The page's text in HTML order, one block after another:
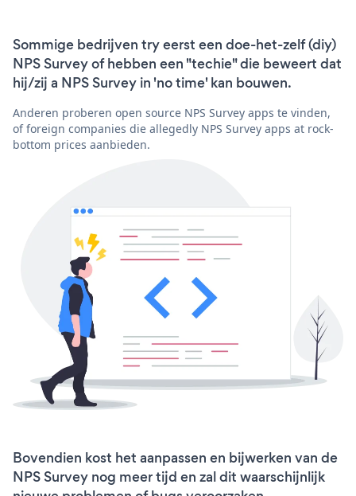
Sommige bedrijven try eerst een doe-het-zelf (diy)
NPS Survey of hebben een "techie" die beweert dat
hij/zij a NPS Survey in 'no time' kan bouwen.
Anderen proberen open source NPS Survey apps te vinden,
of foreign companies die allegedly NPS Survey apps at rock-
bottom prices aanbieden.
Bovendien kost het aanpassen en bijwerken van de
NPS Survey nog meer tijd en zal dit waarschijnlijk